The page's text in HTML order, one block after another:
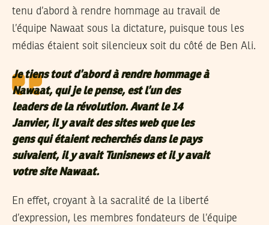
tenu d’abord à rendre hommage au travail de
l’équipe Nawaat sous la dictature, puisque tous les
médias étaient soit silencieux soit du côté de Ben Ali.
Je tiens tout d’abord à rendre hommage à
Nawaat, qui je le pense, est l’un des
leaders de la révolution. Avant le 14
Janvier, il y avait des sites web que les
gens qui étaient recherchés dans le pays
suivaient, il y avait Tunisnews et il y avait
votre site Nawaat.
En effet, croyant à la sacralité de la liberté
d’expression, les membres fondateurs de l’équipe